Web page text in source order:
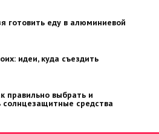
готовить еду в алюминиевой
идеи, куда съездить
правильно выбрать и
солнцезащитные средства